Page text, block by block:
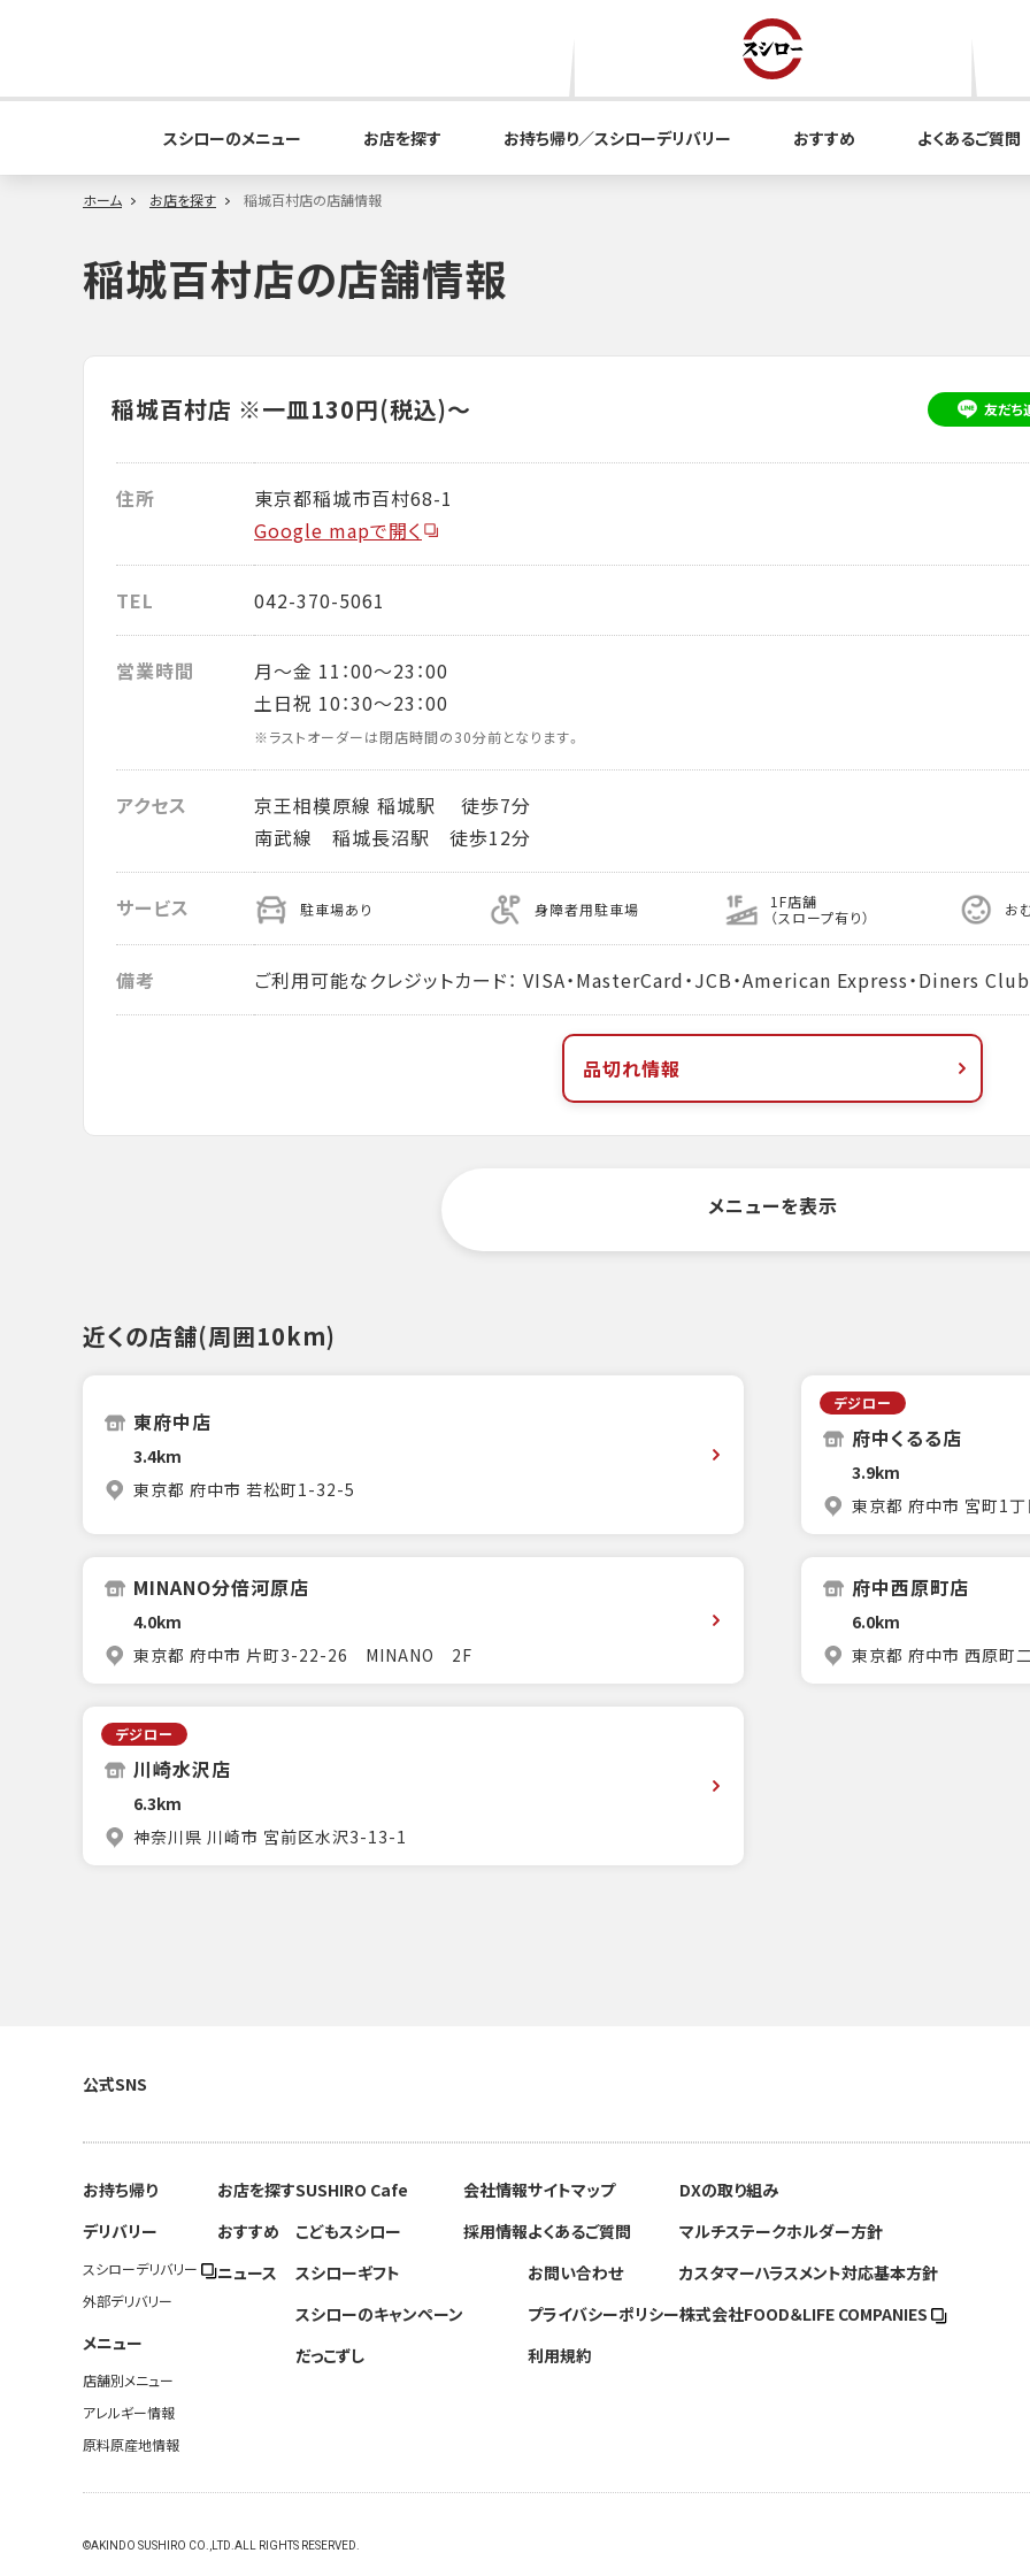
スシローのメニュー お店を探す お持ち帰り／スシローデリバリー おすすめ よくあるご質問
ホーム お店を探す 稲城百村店の店舗情報
稲城百村店の店舗情報
稲城百村店 ※一皿130円(税込)～ 友だち
住所
東京都稲城市百村68-1
Google mapで開く
TEL 042-370-5061
営業時間
月～金 11：00～23：00
土日祝 10：30～23：00
※ラストオーダーは閉店時間の30分前となります。
アクセス
京王相模原線 稲城駅 徒歩7分
南武線 稲城長沼駅 徒歩12分
サービス 駐車場あり 身障者用駐車場 1F店舗
（スロープ有り） お
備考 ご利用可能なクレジットカード： VISA・MasterCard・JCB・American Express・Diners Club
品切れ情報
メニューを表示
近くの店舗(周囲10km)
東府中店
3.4km
東京都 府中市 若松町1-32-5
デジロー
府中くるる店
3.9km
東京都 府中市 宮町1
MINANO分倍河原店
4.0km
東京都 府中市 片町3-22-26 MINANO 2F
府中西原町店
6.0km
東京都 府中市 西原町
デジロー
川崎水沢店
6.3km
神奈川県 川崎市 宮前区水沢3-13-1
公式SNS
お持ち帰り
デリバリー
スシローデリバリー
外部デリバリー
メニュー
店舗別メニュー
アレルギー情報
原料原産地情報
お店を探す
おすすめ
ニュース
SUSHIRO Cafe
こどもスシロー
スシローギフト
スシローのキャンペーン
だっこずし
会社情報
採用情報
サイトマップ
よくあるご質問
お問い合わせ
プライバシーポリシー
利用規約
DXの取り組み
マルチステークホルダー方針
カスタマーハラスメント対応基本方針
株式会社FOOD＆LIFE COMPANIES
©AKINDO SUSHIRO CO.,LTD.ALL RIGHTS RESERVED.